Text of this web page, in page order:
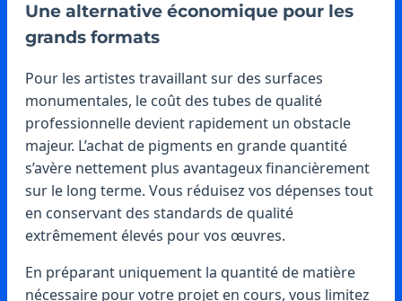
Une alternative économique pour les
grands formats
Pour les artistes travaillant sur des surfaces
monumentales, le coût des tubes de qualité
professionnelle devient rapidement un obstacle
majeur. L’achat de pigments en grande quantité
s’avère nettement plus avantageux financièrement
sur le long terme. Vous réduisez vos dépenses tout
en conservant des standards de qualité
extrêmement élevés pour vos œuvres.
En préparant uniquement la quantité de matière
nécessaire pour votre projet en cours, vous limitez